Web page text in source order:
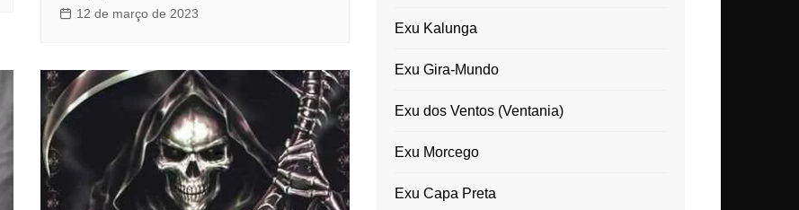
12 de março de 2023
Exu Kalunga
Exu Gira-Mundo
Exu dos Ventos (Ventania)
Exu Morcego
Exu Capa Preta